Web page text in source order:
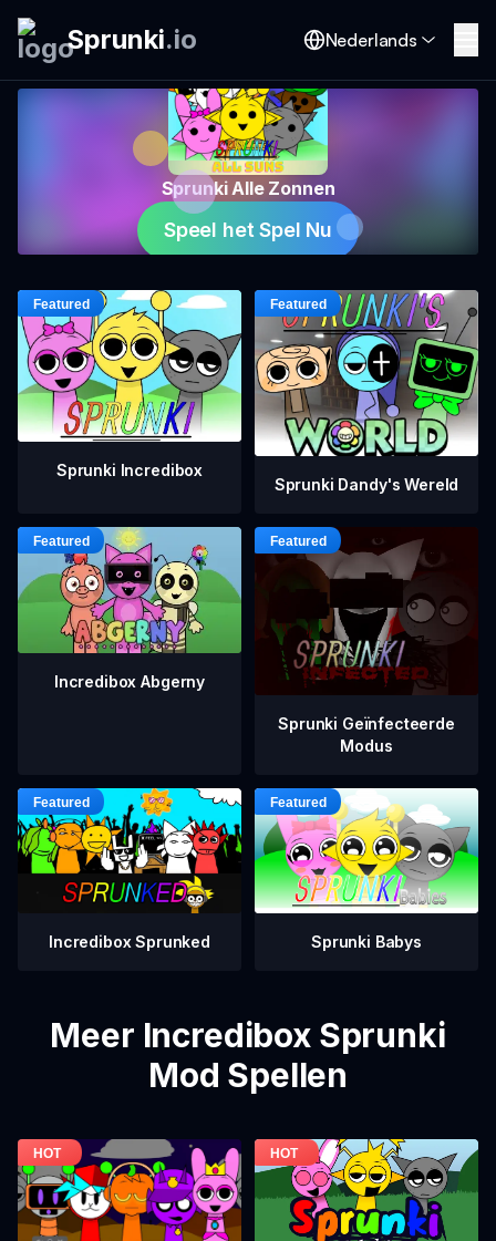
Sprunki.io Nederlands
Sprunki Alle Zonnen
Speel het Spel Nu
Sprunki Incredibox
Sprunki Dandy's Wereld
Incredibox Abgerny
Sprunki Geïnfecteerde
Modus
Incredibox Sprunked Sprunki Babys
Meer Incredibox Sprunki
Mod Spellen